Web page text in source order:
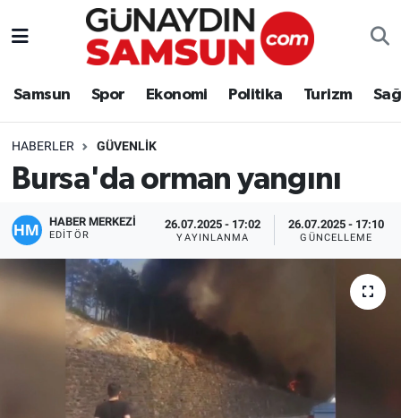
Samsun Spor Ekonomi Politika Turizm
HABERLER GÜVENLIK
Bursa'da orman yangını
HABER MERKEZİ
EDITÖR
26.07.2025 - 17:02
YAYINLANMA
26.07.2025 - 17:10
GÜNCELLEME
Samsun
Sağlık
Eğitim
Yaşam
Nöbetçi Eczaneler
Son Dakika Haberleri
Haber Arşivi